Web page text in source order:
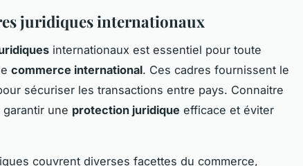
juridiques internationaux
internationaux est essentiel pour toute
commerce international. Ces cadres fournissent le
sécuriser les transactions entre pays. Connaitre
une protection juridique efficace et éviter
couvrent diverses facettes du commerce,